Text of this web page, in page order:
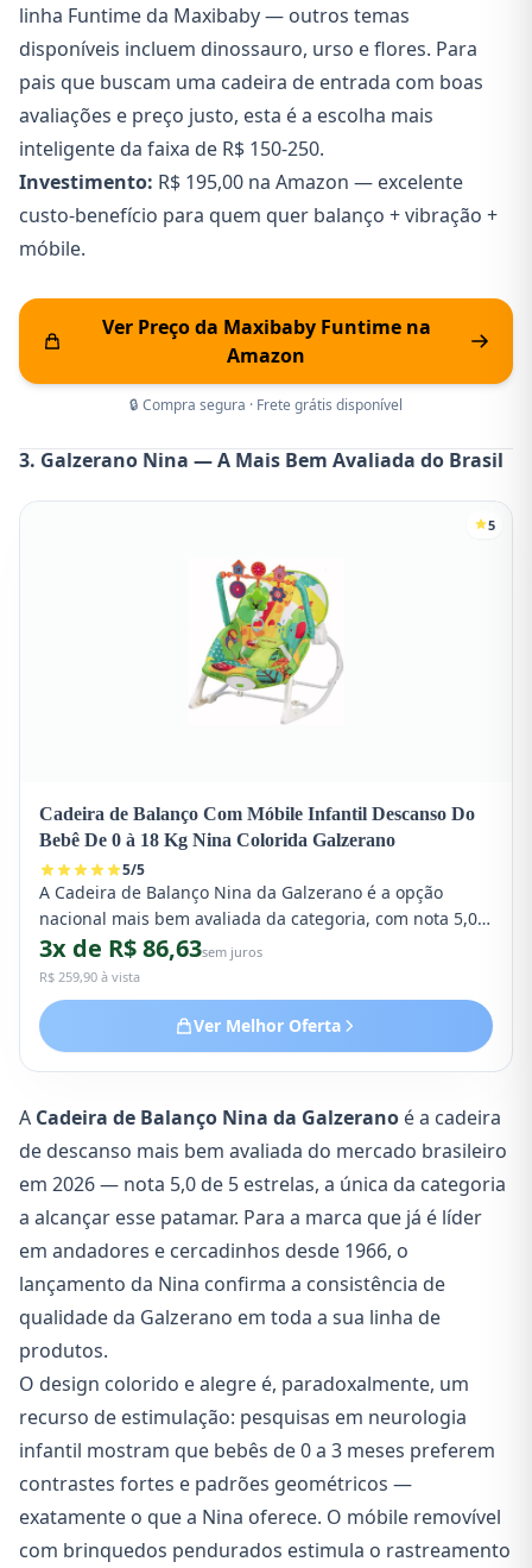
linha Funtime da Maxibaby — outros temas
disponíveis incluem dinossauro, urso e flores. Para
pais que buscam uma cadeira de entrada com boas
avaliações e preço justo, esta é a escolha mais
inteligente da faixa de R$ 150-250.
Investimento: R$ 195,00 na Amazon — excelente
custo-benefício para quem quer balanço + vibração +
móbile.
Ver Preço da Maxibaby Funtime na
Amazon
🔒 Compra segura · Frete grátis disponível
3. Galzerano Nina — A Mais Bem Avaliada do Brasil
5
Cadeira de Balanço Com Móbile Infantil Descanso Do
Bebê De 0 à 18 Kg Nina Colorida Galzerano
5/5
A Cadeira de Balanço Nina da Galzerano é a opção
nacional mais bem avaliada da categoria, com nota 5,0
estrelas. Suporta bebês de 0 a 18 kg, acompanha móbile
colorido removível e estrutura de balanço manual
estável. Tecido lavável, cinto de 3 pontos e design
alegre. Marca brasileira de confiança desde 1966.
3x de R$ 86,63sem juros
R$ 259,90 à vista
Ver Melhor Oferta
A Cadeira de Balanço Nina da Galzerano é a cadeira
de descanso mais bem avaliada do mercado brasileiro
em 2026 — nota 5,0 de 5 estrelas, a única da categoria
a alcançar esse patamar. Para a marca que já é líder
em andadores e cercadinhos desde 1966, o
lançamento da Nina confirma a consistência de
qualidade da Galzerano em toda a sua linha de
produtos.
O design colorido e alegre é, paradoxalmente, um
recurso de estimulação: pesquisas em neurologia
infantil mostram que bebês de 0 a 3 meses preferem
contrastes fortes e padrões geométricos —
exatamente o que a Nina oferece. O móbile removível
com brinquedos pendurados estimula o rastreamento